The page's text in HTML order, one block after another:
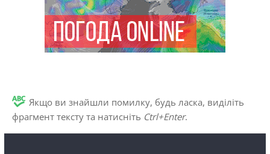
Якщо ви знайшли помилку, будь ласка, виділіть
фрагмент тексту та натисніть Ctrl+Enter.